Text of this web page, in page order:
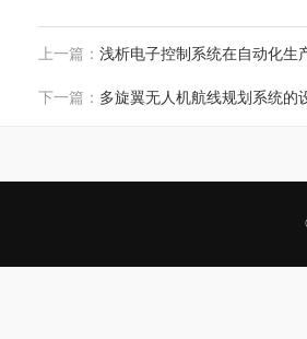
上一篇： 浅析电子控制系统在自动化生
下一篇： 多旋翼无人机航线规划系统的